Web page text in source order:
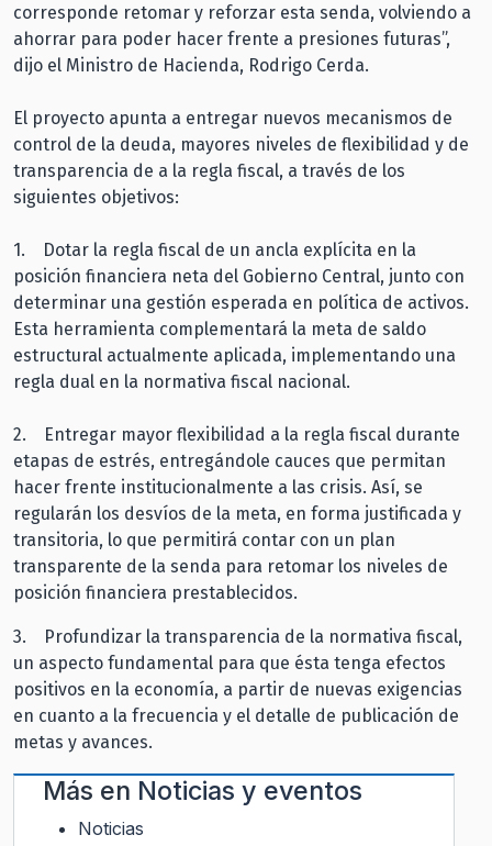
corresponde retomar y reforzar esta senda, volviendo a
ahorrar para poder hacer frente a presiones futuras”,
dijo el Ministro de Hacienda, Rodrigo Cerda.
El proyecto apunta a entregar nuevos mecanismos de
control de la deuda, mayores niveles de flexibilidad y de
transparencia de a la regla fiscal, a través de los
siguientes objetivos:
1. Dotar la regla fiscal de un ancla explícita en la
posición financiera neta del Gobierno Central, junto con
determinar una gestión esperada en política de activos.
Esta herramienta complementará la meta de saldo
estructural actualmente aplicada, implementando una
regla dual en la normativa fiscal nacional.
2. Entregar mayor flexibilidad a la regla fiscal durante
etapas de estrés, entregándole cauces que permitan
hacer frente institucionalmente a las crisis. Así, se
regularán los desvíos de la meta, en forma justificada y
transitoria, lo que permitirá contar con un plan
transparente de la senda para retomar los niveles de
posición financiera prestablecidos.
3. Profundizar la transparencia de la normativa fiscal,
un aspecto fundamental para que ésta tenga efectos
positivos en la economía, a partir de nuevas exigencias
en cuanto a la frecuencia y el detalle de publicación de
metas y avances.
Más en Noticias y eventos
Noticias